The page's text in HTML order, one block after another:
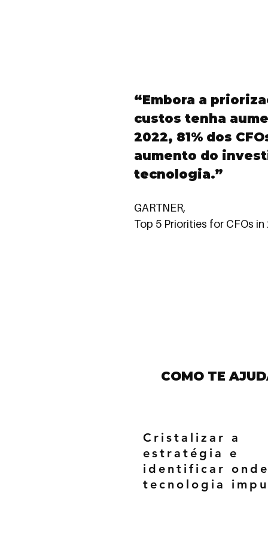
“Embora a
custos tenha
2022, 81% dos
aumento do
tecnologia.”
GARTNER,
Top 5 Priorities for CFOs in
COMO TE
Cristalizar a
estratégia e
identificar
tecnologia